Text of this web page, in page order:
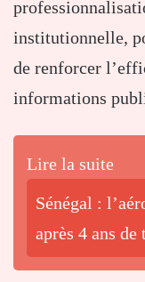
institutionnelle,
de renforcer
informations
Lire la suite
Sénégal :
après 4 ans de